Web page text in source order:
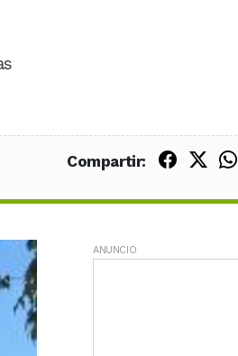
Compartir:
ANUNCIO